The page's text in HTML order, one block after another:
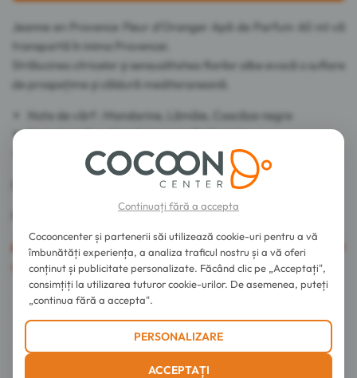
Jeanne en Provence Fleur d'Oranger Apă de Parfum 60 ml vă
transportă în inima Provencei.
Strălucirea citricelor și sensualitatea florilor albe evocă o suflare
de prospețime și căldură mediteraneană.
Note de vârf : Mandarine, Lămâie, Coacăze negre
Note de mijloc : Neroli, Iasomie, Petitgrain
Note de bază : Mosc.
85% din ingrediente sunt de origine naturală.
Atenție: Acest produs este inflamabil, nu poate fi expediat
cu toți transportatorii noștri.
Sfaturi de utilizare
Compoziție
Continuați fără a accepta
Cocooncenter și partenerii săi utilizează cookie-uri pentru a vă
îmbunătăți experiența, a analiza traficul nostru și a vă oferi
conținut și publicitate personalizate. Făcând clic pe „Acceptați",
consimțiți la utilizarea tuturor cookie-urilor. De asemenea, puteți
„continua fără a accepta".
PERSONALIZARE
ACCEPTAȚI